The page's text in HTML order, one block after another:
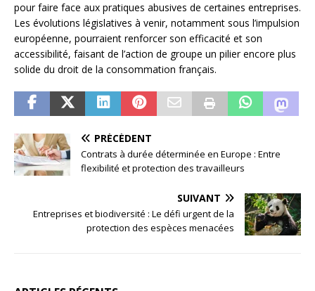
pour faire face aux pratiques abusives de certaines entreprises.
Les évolutions législatives à venir, notamment sous l’impulsion
européenne, pourraient renforcer son efficacité et son
accessibilité, faisant de l’action de groupe un pilier encore plus
solide du droit de la consommation français.
PRÉCÉDENT
Contrats à durée déterminée en Europe : Entre
flexibilité et protection des travailleurs
SUIVANT
Entreprises et biodiversité : Le défi urgent de la
protection des espèces menacées